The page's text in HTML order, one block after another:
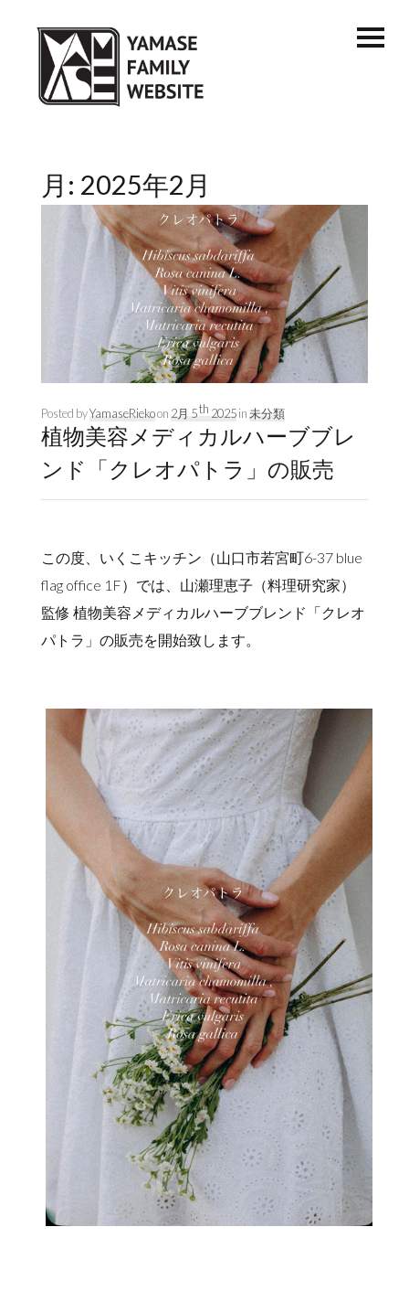
月: 2025年2月
Posted byYamaseRiekoon 2月 5th 2025in未分類
植物美容メディカルハーブブレ
ンド「クレオパトラ」の販売
この度、いくこキッチン（山口市若宮町6-37 blue
flag office 1F）では、山瀬理恵子（料理研究家）
監修 植物美容メディカルハーブブレンド「クレオ
パトラ」の販売を開始致します。